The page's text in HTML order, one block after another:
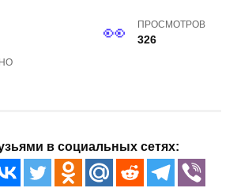
ПРОСМОТРОВ
326
в социальных сетях: